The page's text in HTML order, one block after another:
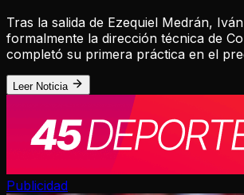
Tras la salida de Ezequiel Medrán,
formalmente la dirección técnica de
completó su primera práctica en el
Leer Noticia
Publicidad